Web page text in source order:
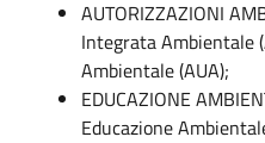
AUTORIZZAZIONI
Integrata Ambientale
Ambientale (AUA);
EDUCAZIONE
Educazione